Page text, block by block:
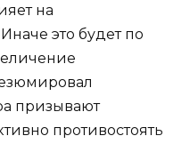
на
это будет по
призывают
противостоять